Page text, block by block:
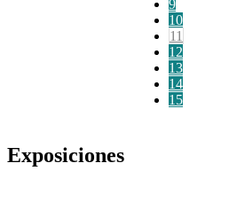
9
10
11
12
13
14
15
Exposiciones